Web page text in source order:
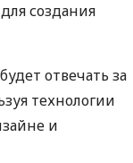
создания
отвечать за
технологии
и